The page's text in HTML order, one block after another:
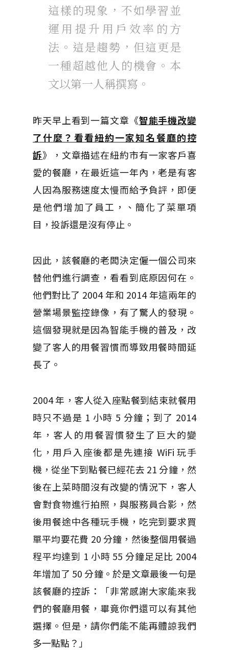
這樣的現象，不如學習並
運用提升用戶效率的方
法。這是趨勢，但這更是
一種超越他人的機會。本
文以第一人稱撰寫。
昨天早上看到一篇文章《智能手機改變
了什麼？看看紐約一家知名餐廳的控
訴》，文章描述在紐約市有一家客戶喜
愛的餐廳，在最近這一年內，老是有客
人因為服務速度太慢而給予負評，即便
是他們增加了員工，、簡化了菜單項
目，投訴還是沒有停止。
因此，該餐廳的老闆決定僱一個公司來
替他們進行調查，看看到底原因何在。
他們對比了 2004 年和 2014 年這兩年的
營業場景監控錄像，有了驚人的發現。
這個發現就是因為智能手機的普及，改
變了客人的用餐習慣而導致用餐時間延
長了。
2004 年，客人從入座點餐到結束就餐用
時只不過是 1 小時 5 分鐘；到了 2014
年，客人的用餐習慣發生了巨大的變
化，用戶入座後都是先連接 WiFi 玩手
機，從坐下到點餐已經花去 21 分鐘，然
後在上菜時間沒有改變的情況下，客人
會對食物進行拍照，與服務員合影，然
後用餐途中各種玩手機，吃完到要求買
單平均要花費 20 分鐘，然後整個用餐過
程平均達到 1 小時 55 分鐘足足比 2004
年增加了 50 分鐘。於是文章最後一句是
該餐廳的控訴：「非常感謝大家能來我
們的餐廳用餐，畢竟你們還可以有其他
選擇。但是，請你們能不能再體諒我們
多一點點？」